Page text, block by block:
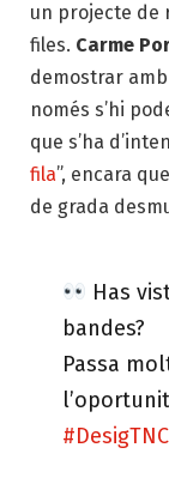
un projecte de
files. Carme
demostrar
només s’hi
que s’ha
fila”, encara
de grada
Has
bandes?
Passa
#DesigTNC